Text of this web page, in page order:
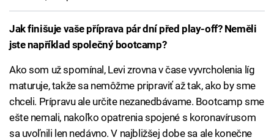
Jak finišuje vaše příprava pár dní před play-off? Neměli
jste například společný bootcamp?
Ako som už spomínal, Levi zrovna v čase vyvrcholenia líg
maturuje, takže sa nemôžme pripraviť až tak, ako by sme
chceli. Prípravu ale určite nezanedbávame. Bootcamp sme
ešte nemali, nakoľko opatrenia spojené s koronavírusom
sa uvoľnili len nedávno. V najbližšej dobe sa ale konečne